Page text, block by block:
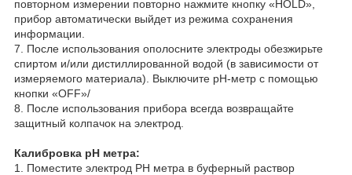
повторном измерении повторно нажмите кнопку «HOLD»,
прибор автоматически выйдет из режима сохранения
информации.
7. После использования ополосните электроды обезжирьте
спиртом и/или дистиллированной водой (в зависимости от
измеряемого материала). Выключите рН-метр с помощью
кнопки «OFF»/
8. После использования прибора всегда возвращайте
защитный колпачок на электрод.
Калибровка рН метра:
1. Поместите электрод РН метра в буферный раствор